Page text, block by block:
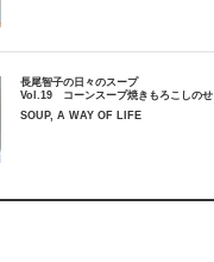
長尾智子の日々のスープ
Vol.19 コーンスープ焼きもろこしのせ
SOUP, A WAY OF LIFE